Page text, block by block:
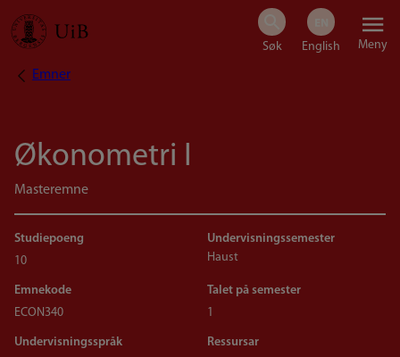
Hopp
Meny
Navigasjonssti
Emner
Økonometri I
Masteremne
Studiepoeng
10
Undervisningssemester
Haust
Emnekode
ECON340
Talet på semester
1
Undervisningsspråk
Ressursar